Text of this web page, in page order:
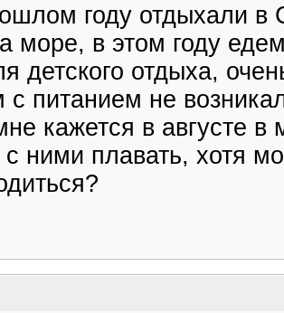
году отдыхали в
море, в этом году
детского отдыха,
с питанием не
кажется в августе
ними плавать, хотя